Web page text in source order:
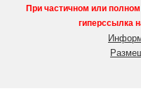
При частичном или
гиперссылка